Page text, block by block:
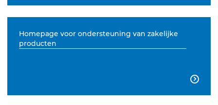
Homepage voor ondersteuning van zakelijke
producten
